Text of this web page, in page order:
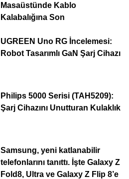
Masaüstünde Kablo
Kalabalığına Son
UGREEN Uno RG İncelemesi:
Robot Tasarımlı GaN Şarj Cihazı
Philips 5000 Serisi (TAH5209):
Şarj Cihazını Unutturan Kulaklık
Samsung, yeni katlanabilir
telefonlarını tanıttı. İşte Galaxy Z
Fold8, Ultra ve Galaxy Z Flip 8’e